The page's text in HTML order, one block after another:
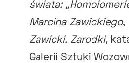
świata:
Marcina Zawickiego,
Zawicki. Zarodki,
Galerii Sztuki